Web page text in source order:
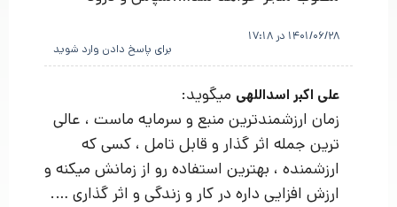
1401/06/28 در 17:18
برای پاسخ دادن وارد شوید
علی اکبر اسداللهی میگوید:
زمان ارزشمندترین منبع و سرمایه ماست ، عالی
ترین جمله اثر گذار و قابل تامل ، کسی که
ارزشمنده ، بهترین استفاده رو از زمانش میکنه و
ارزش افزایی داره در کار و زندگی و اثر گذاری ….